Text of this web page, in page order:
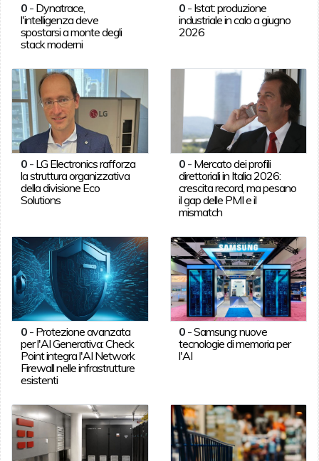
0- Dynatrace,
l'intelligenza deve
spostarsi a monte degli
stack moderni
0 - Istat: produzione
industriale in calo a giugno
2026
0- LG Electronics rafforza
la struttura organizzativa
della divisione Eco
Solutions
0 - Mercato dei profili
direttoriali in Italia 2026:
crescita record, ma pesano
il gap delle PMI e il
mismatch
0- Protezione avanzata
per l'AI Generativa: Check
Point integra l'AI Network
Firewall nelle infrastrutture
esistenti
0 -Samsung: nuove
tecnologie di memoria per
l'AI